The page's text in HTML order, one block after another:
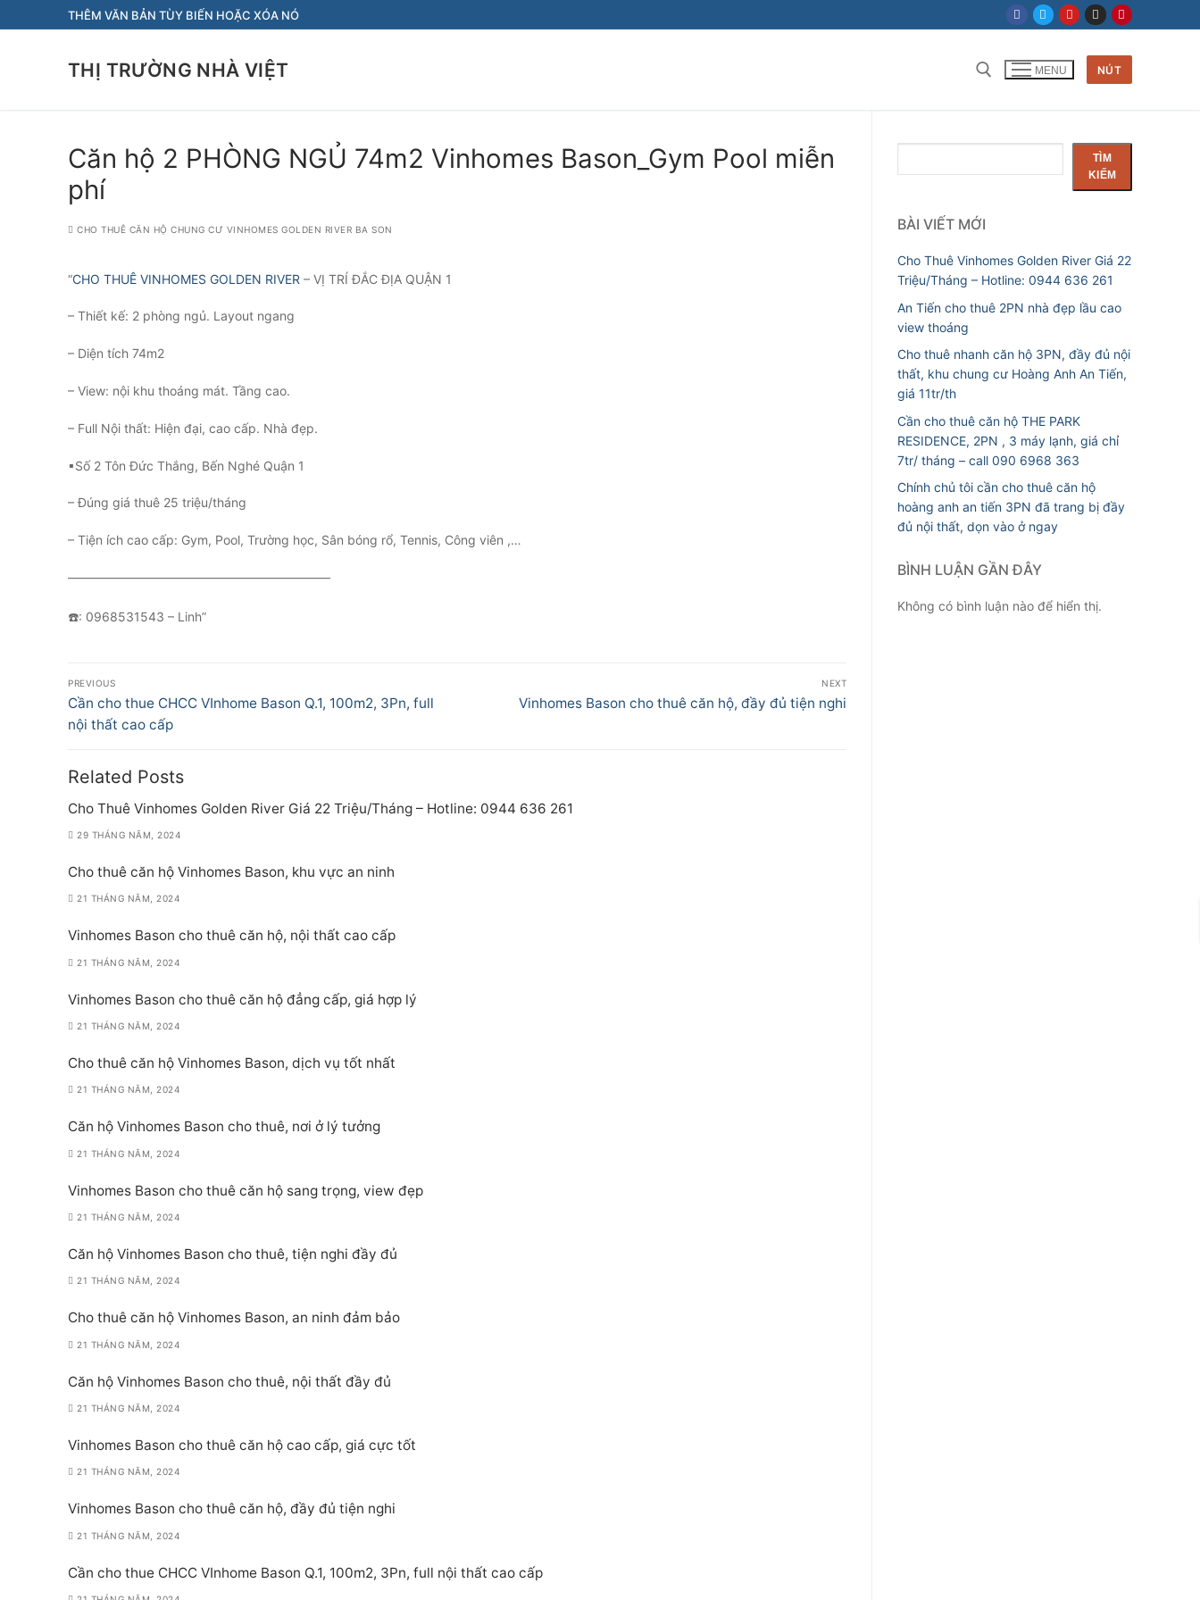
đến
THÊM VĂN BẢN TÙY BIẾN HOẶC XÓA NÓ
THỊ TRƯỜNG NHÀ VIỆT
Tìm kiếm cho:
MENU NÚT
Căn hộ 2 PHÒNG NGỦ 74m2 Vinhomes Bason_Gym Pool miễn
phí
CHO THUÊ CĂN HỘ CHUNG CƯ VINHOMES GOLDEN RIVER BA SON
“CHO THUÊ VINHOMES GOLDEN RIVER – VỊ TRÍ ĐẮC ĐỊA QUẬN 1
– Thiết kế: 2 phòng ngủ. Layout ngang
– Diện tích 74m2
– View: nội khu thoáng mát. Tầng cao.
– Full Nội thất: Hiện đại, cao cấp. Nhà đẹp.
▪Số 2 Tôn Đức Thắng, Bến Nghé Quận 1
– Đúng giá thuê 25 triệu/tháng
– Tiện ích cao cấp: Gym, Pool, Trường học, Sân bóng rổ, Tennis, Công viên ,…
—————————————————————
☎️: 0968531543 – Linh”
Điều
hướng
bài
viết
PREVIOUS
Previous
post:
Cần cho thue CHCC VInhome Bason Q.1, 100m2, 3Pn, full
nội thất cao cấp
NEXT
Next
Vinhomes Bason cho thuê căn hộ, đầy đủ tiện nghi
Related Posts
Cho Thuê Vinhomes Golden River Giá 22 Triệu/Tháng – Hotline: 0944 636 261
29 THÁNG NĂM, 2024
Cho thuê căn hộ Vinhomes Bason, khu vực an ninh
21 THÁNG NĂM, 2024
Vinhomes Bason cho thuê căn hộ, nội thất cao cấp
21 THÁNG NĂM, 2024
Vinhomes Bason cho thuê căn hộ đẳng cấp, giá hợp lý
21 THÁNG NĂM, 2024
Cho thuê căn hộ Vinhomes Bason, dịch vụ tốt nhất
21 THÁNG NĂM, 2024
Căn hộ Vinhomes Bason cho thuê, nơi ở lý tưởng
21 THÁNG NĂM, 2024
Vinhomes Bason cho thuê căn hộ sang trọng, view đẹp
21 THÁNG NĂM, 2024
Căn hộ Vinhomes Bason cho thuê, tiện nghi đầy đủ
21 THÁNG NĂM, 2024
Cho thuê căn hộ Vinhomes Bason, an ninh đảm bảo
21 THÁNG NĂM, 2024
Căn hộ Vinhomes Bason cho thuê, nội thất đầy đủ
21 THÁNG NĂM, 2024
Vinhomes Bason cho thuê căn hộ cao cấp, giá cực tốt
21 THÁNG NĂM, 2024
Vinhomes Bason cho thuê căn hộ, đầy đủ tiện nghi
21 THÁNG NĂM, 2024
Cần cho thue CHCC VInhome Bason Q.1, 100m2, 3Pn, full nội thất cao cấp
kiếm
TÌM
KIẾM
BÀI VIẾT MỚI
Cho Thuê Vinhomes Golden River Giá 22
Triệu/Tháng – Hotline: 0944 636 261
An Tiến cho thuê 2PN nhà đẹp lầu cao
view thoáng
Cho thuê nhanh căn hộ 3PN, đầy đủ nội
thất, khu chung cư Hoàng Anh An Tiến,
giá 11tr/th
Cần cho thuê căn hộ THE PARK
RESIDENCE, 2PN , 3 máy lạnh, giá chỉ
7tr/ tháng – call 090 6968 363
Chính chủ tôi cần cho thuê căn hộ
hoàng anh an tiến 3PN đã trang bị đầy
đủ nội thất, dọn vào ở ngay
BÌNH LUẬN GẦN ĐÂY
Không có bình luận nào để hiển thị.